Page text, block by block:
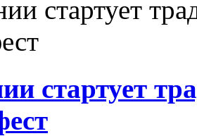
стартует